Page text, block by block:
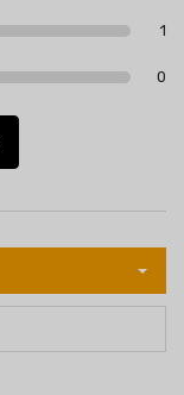
1
0